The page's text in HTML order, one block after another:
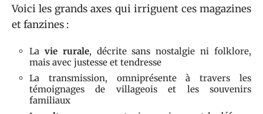
Voici les grands axes qui irriguent ces magazines
et fanzines :
La vie rurale, décrite sans nostalgie ni folklore,
mais avec justesse et tendresse
La transmission, omniprésente à travers les
témoignages de villageois et les souvenirs
familiaux